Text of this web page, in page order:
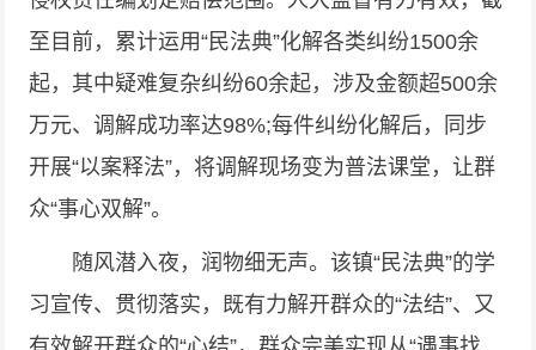
至目前，累计运用“民法典”化解各类纠纷1500余
起，其中疑难复杂纠纷60余起，涉及金额超500余
万元、调解成功率达98%;每件纠纷化解后，同步
开展“以案释法”，将调解现场变为普法课堂，让群
众“事心双解”。
随风潜入夜，润物细无声。该镇“民法典”的学
习宣传、贯彻落实，既有力解开群众的“法结”、又